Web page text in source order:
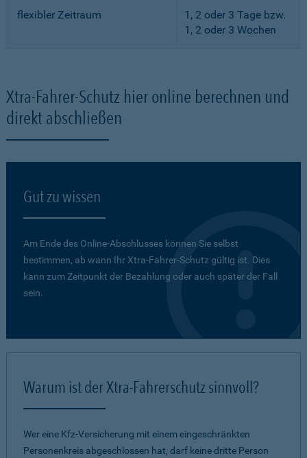
flexibler Zeitraum
1, 2 oder 3 Tage bzw.
1, 2 oder 3 Wochen
Xtra-Fahrer-Schutz hier online berechnen und
direkt abschließen
Gut zu wissen
Am Ende des Online-Abschlusses können Sie selbst
bestimmen, ab wann Ihr Xtra-Fahrer-Schutz gültig ist. Dies
kann zum Zeitpunkt der Bezahlung oder auch später der Fall
sein.
Warum ist der Xtra-Fahrerschutz sinnvoll?
Wer eine Kfz-Versicherung mit einem eingeschränkten
Personenkreis abgeschlossen hat, darf keine dritte Person